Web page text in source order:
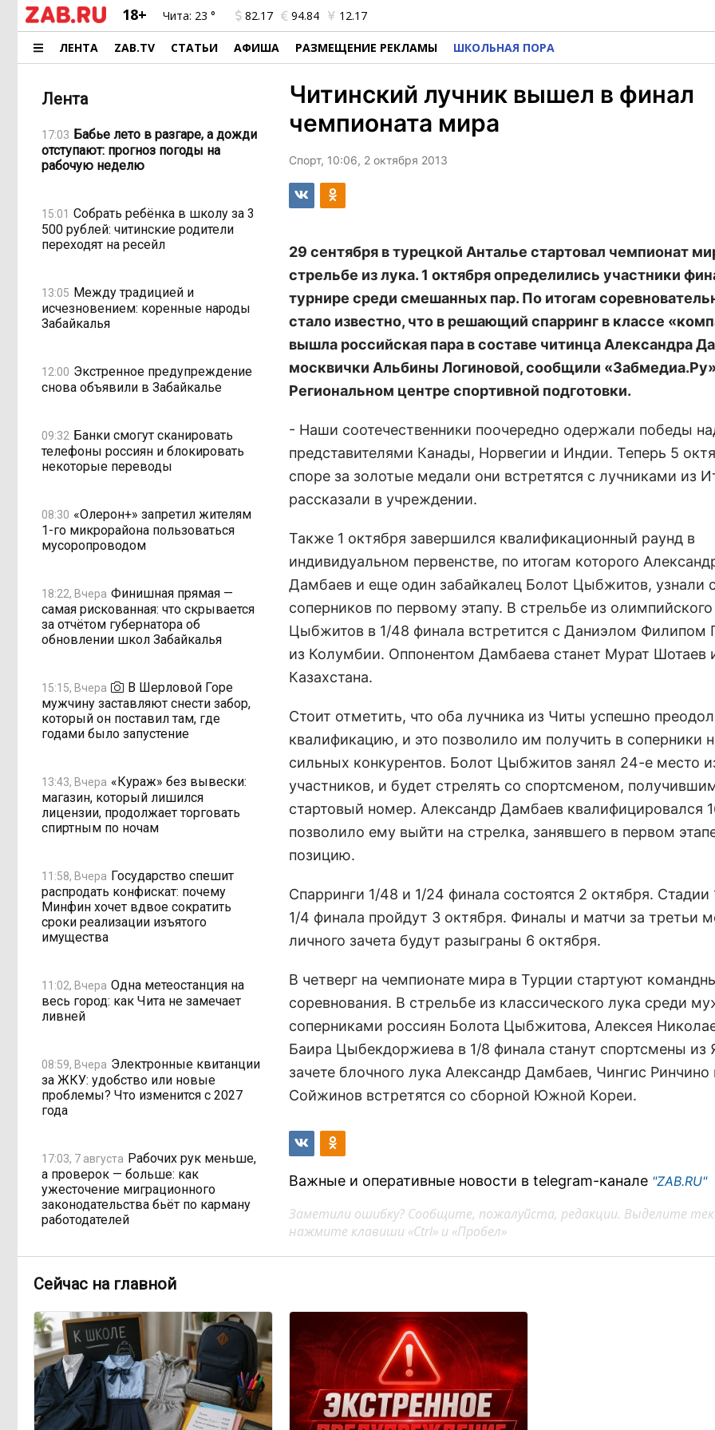
18+ Чита: 23 ° 82.17 94.84 12.17
ЛЕНТА ZAB.TV СТАТЬИ АФИША РАЗМЕЩЕНИЕ РЕКЛАМЫ ШКОЛЬНАЯ ПОРА
Лента
17:03 Бабье лето в разгаре, а дожди
отступают: прогноз погоды на
рабочую неделю
15:01 Собрать ребёнка в школу за 3
500 рублей: читинские родители
переходят на ресейл
13:05 Между традицией и
исчезновением: коренные народы
Забайкалья
12:00 Экстренное предупреждение
снова объявили в Забайкалье
09:32 Банки смогут сканировать
телефоны россиян и блокировать
некоторые переводы
08:30 «Олерон+» запретил жителям
1-го микрорайона пользоваться
мусоропроводом
18:22, Вчера Финишная прямая —
самая рискованная: что скрывается
за отчётом губернатора об
обновлении школ Забайкалья
15:15, Вчера
В Шерловой Горе
мужчину заставляют снести забор,
который он поставил там, где
годами было запустение
13:43, Вчера «Кураж» без вывески:
магазин, который лишился
лицензии, продолжает торговать
спиртным по ночам
11:58, Вчера Государство спешит
распродать конфискат: почему
Минфин хочет вдвое сократить
сроки реализации изъятого
имущества
11:02, Вчера Одна метеостанция на
весь город: как Чита не замечает
ливней
08:59, Вчера Электронные квитанции
за ЖКУ: удобство или новые
проблемы? Что изменится с 2027
года
17:03, 7 августа Рабочих рук меньше,
а проверок — больше: как
ужесточение миграционного
законодательства бьёт по карману
работодателей
к новому учебному году после
14:40, 7 августа Как в Забайкалье
превратили отлов бездомных
животных в мошенническую схему
на 20 миллионов рублей
Читинский лучник вышел в финал
чемпионата мира
Спорт, 10:06, 2 октября 2013
29 сентября в турецкой Анталье стартовал чемпионат
стрельбе из лука. 1 октября определились участники
турнире среди смешанных пар. По итогам
стало известно, что в решающий спарринг в классе
вышла российская пара в составе читинца Александра
москвички Альбины Логиновой, сообщили
Региональном центре спортивной подготовки.
- Наши соотечественники поочередно одержали победы
представителями Канады, Норвегии и Индии. Теперь 5
споре за золотые медали они встретятся с лучниками из
рассказали в учреждении.
Также 1 октября завершился квалификационный раунд в
индивидуальном первенстве, по итогам которого
Дамбаев и еще один забайкалец Болот Цыбжитов, узнали
соперников по первому этапу. В стрельбе из
Цыбжитов в 1/48 финала встретится с Даниэлом Филипом
из Колумбии. Оппонентом Дамбаева станет Мурат Шотаев
Казахстана.
Стоит отметить, что оба лучника из Читы успешно
квалификацию, и это позволило им получить в соперники
сильных конкурентов. Болот Цыбжитов занял 24-е место
участников, и будет стрелять со спортсменом,
стартовый номер. Александр Дамбаев квалифицировался
позволило ему выйти на стрелка, занявшего в первом
позицию.
Спарринги 1/48 и 1/24 финала состоятся 2 октября. Стадии
1/4 финала пройдут 3 октября. Финалы и матчи за третьи
личного зачета будут разыграны 6 октября.
В четверг на чемпионате мира в Турции стартуют
соревнования. В стрельбе из классического лука среди
соперниками россиян Болота Цыбжитова, Алексея
Баира Цыбекдоржиева в 1/8 финала станут спортсмены из
зачете блочного лука Александр Дамбаев, Чингис Ринчино
Сойжинов встретятся со сборной Южной Кореи.
Важные и оперативные новости в telegram-канале "ZAB.RU"
Заметили ошибку? Сообщите, пожалуйста, редакции. Выделите
нажмите клавиши «Ctrl» и «Пробел»
Сейчас на главной